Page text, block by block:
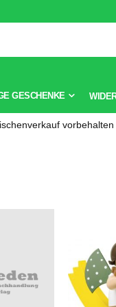
GESCHENKE
vorbehalten